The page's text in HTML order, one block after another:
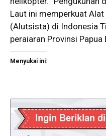
Laut ini memperkuat
(Alutsista) di Indonesia
peraiaran Provinsi Papua
Menyukai ini: